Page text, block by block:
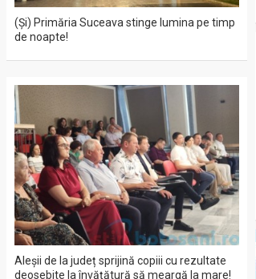
(Și) Primăria Suceava stinge lumina pe timp
de noapte!
Aleșii de la județ sprijină copiii cu rezultate
deosebite la învățătură să meargă la mare!